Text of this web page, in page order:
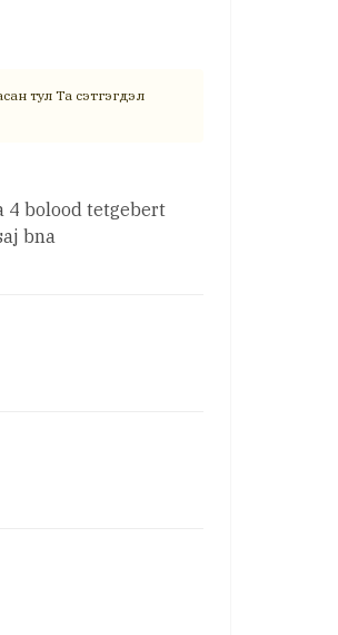
тул Та сэтгэгдэл
4 bolood tetgebert
bna